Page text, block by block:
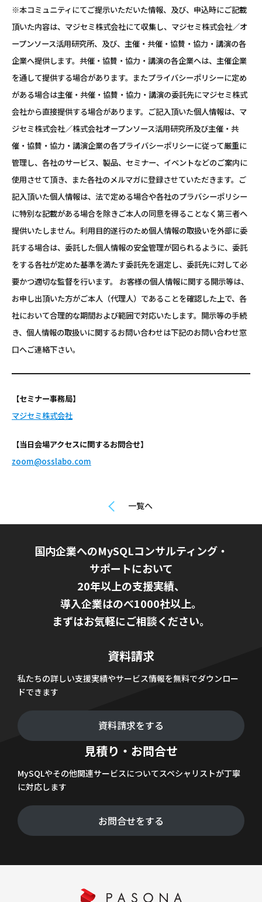
※本コミュニティにてご提示いただいた情報、及び、申込時にご記載
頂いた内容は、マジセミ株式会社にて収集し、マジセミ株式会社／オ
ープンソース活用研究所、及び、主催・共催・協賛・協力・講演の各
企業へ提供します。共催・協賛・協力・講演の各企業へは、主催企業
を通して提供する場合があります。またプライバシーポリシーに定め
がある場合は主催・共催・協賛・協力・講演の委託先にマジセミ株式
会社から直接提供する場合があります。ご記入頂いた個人情報は、マ
ジセミ株式会社／株式会社オープンソース活用研究所及び主催・共
催・協賛・協力・講演企業の各プライバシーポリシーに従って厳重に
管理し、各社のサービス、製品、セミナー、イベントなどのご案内に
使用させて頂き、また各社のメルマガに登録させていただきます。ご
記入頂いた個人情報は、法で定める場合や各社のプラバシーポリシー
に特別な記載がある場合を除きご本人の同意を得ることなく第三者へ
提供いたしません。利用目的遂行のため個人情報の取扱いを外部に委
託する場合は、委託した個人情報の安全管理が図られるように、委託
をする各社が定めた基準を満たす委託先を選定し、委託先に対して必
要かつ適切な監督を行います。 お客様の個人情報に関する開示等は、
お申し出頂いた方がご本人（代理人）であることを確認した上で、各
社において合理的な期間および範囲で対応いたします。開示等の手続
き、個人情報の取扱いに関するお問い合わせは下記のお問い合わせ窓
口へご連絡下さい。
【セミナー事務局】
マジセミ株式会社
【当日会場アクセスに関するお問合せ】
zoom@osslabo.com
一覧へ
国内企業へのMySQLコンサルティング・
サポートにおいて
20年以上の支援実績、
導入企業はのべ1000社以上。
まずはお気軽にご相談ください。
資料請求
私たちの詳しい支援実績やサービス情報を無料でダウンロー
ドできます
資料請求をする
見積り・お問合せ
MySQLやその他関連サービスについてスペシャリストが丁寧
に対応します
お問合せをする